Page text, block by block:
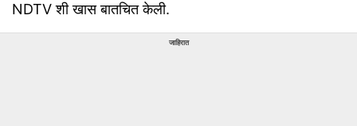
NDTV शी खास बातचित केली.
जाहिरात